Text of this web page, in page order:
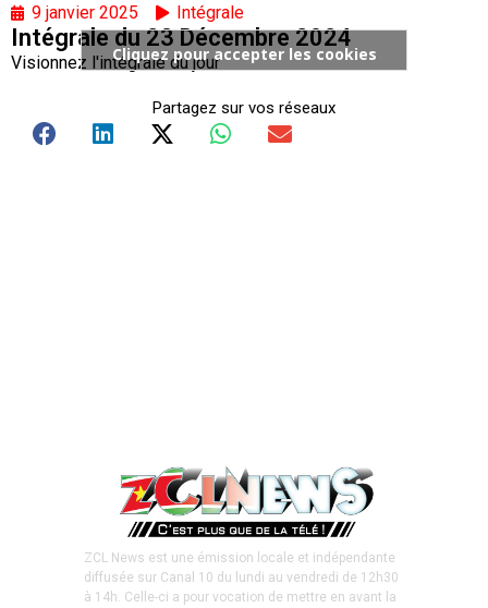
9 janvier 2025 Intégrale
Intégrale du 23 Décembre 2024
Cliquez pour accepter les cookies
marketing et activer ce contenu
Visionnez l'intégrale du jour
Partagez sur vos réseaux
ZCL News est une émission locale et indépendante
diffusée sur Canal 10 du lundi au vendredi de 12h30
à 14h. Celle-ci a pour vocation de mettre en avant la